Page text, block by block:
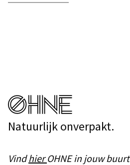
Natuurlijk onverpakt.
VindhierOHNE in jouw buurt